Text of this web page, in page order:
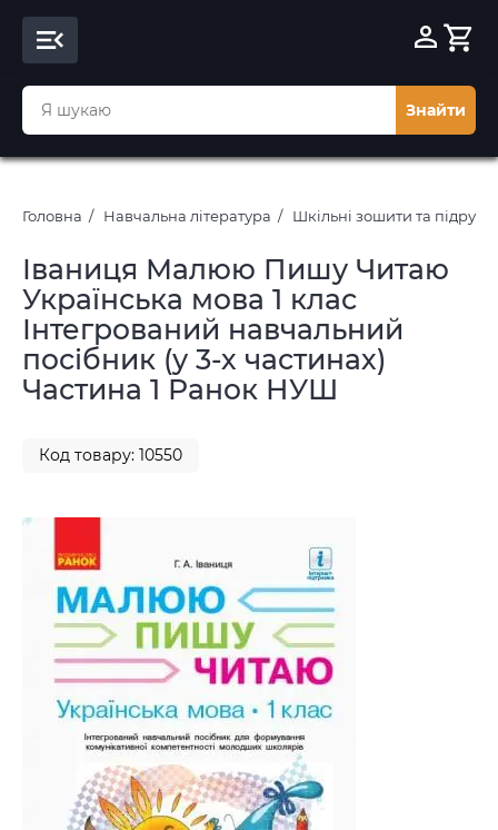
Знайти
Головна Навчальна література Шкільні зошити та
Іваниця Малюю Пишу Читаю
Українська мова 1 клас
Інтегрований навчальний
посібник (у 3-х частинах)
Частина 1 Ранок НУШ
Код товару: 10550